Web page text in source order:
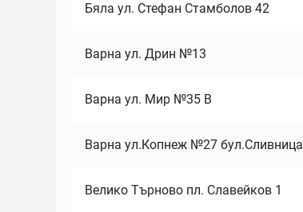
Бяла ул. Стефан Стамболов 42
Варна ул. Дрин №13
Варна ул. Мир №35 В
Варна ул.Копнеж №27 бул.Сливница
Велико Търново пл. Славейков 1